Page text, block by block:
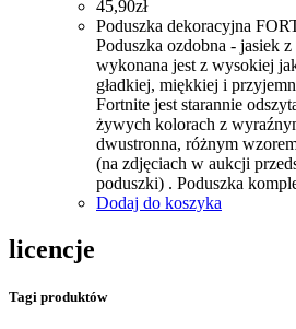
45,90zł
Poduszka dekoracyjna
Poduszka ozdobna - jasiek
wykonana jest z wysokiej
gładkiej, miękkiej i
Fortnite jest starannie
żywych kolorach z
dwustronna, różnym
(na zdjęciach w aukcji
poduszki) . Poduszka
Dodaj do koszyka
licencje
Tagi produktów